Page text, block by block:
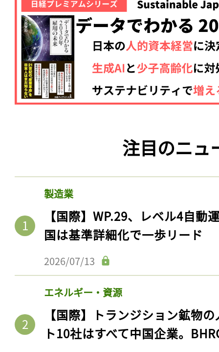
注目のニュ
製造業
【国際】WP.29、レベル4自動
国は基準詳細化で一歩リード
2026/07/13
エネルギー・資源
【国際】トランジション鉱物
ト10社はすべて中国企業。
記事をお気に入りに
ログインが必
ログイン